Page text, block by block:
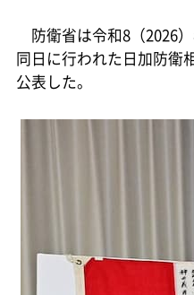
防衛省は令和8（2026）
同日に行われた日加防衛
公表した。